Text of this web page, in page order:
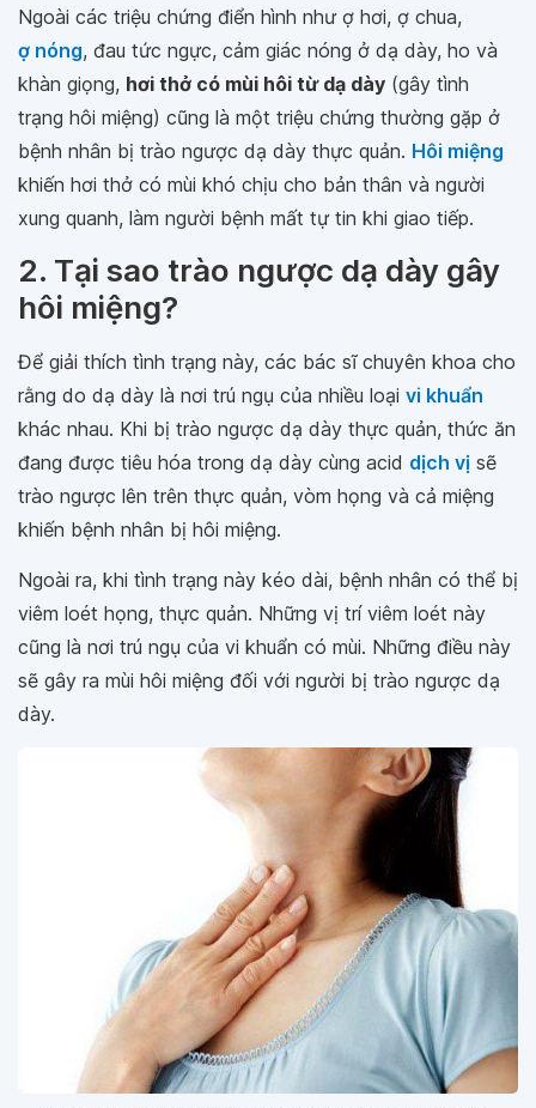
Ngoài các triệu chứng điển hình như ợ hơi, ợ chua,
ợ nóng, đau tức ngực, cảm giác nóng ở dạ dày, ho và
khàn giọng, hơi thở có mùi hôi từ dạ dày (gây tình
trạng hôi miệng) cũng là một triệu chứng thường gặp ở
bệnh nhân bị trào ngược dạ dày thực quản. Hôi miệng
khiến hơi thở có mùi khó chịu cho bản thân và người
xung quanh, làm người bệnh mất tự tin khi giao tiếp.
2. Tại sao trào ngược dạ dày gây
hôi miệng?
Để giải thích tình trạng này, các bác sĩ chuyên khoa cho
rằng do dạ dày là nơi trú ngụ của nhiều loại vi khuẩn
khác nhau. Khi bị trào ngược dạ dày thực quản, thức ăn
đang được tiêu hóa trong dạ dày cùng acid dịch vị sẽ
trào ngược lên trên thực quản, vòm họng và cả miệng
khiến bệnh nhân bị hôi miệng.
Ngoài ra, khi tình trạng này kéo dài, bệnh nhân có thể bị
viêm loét họng, thực quản. Những vị trí viêm loét này
cũng là nơi trú ngụ của vi khuẩn có mùi. Những điều này
sẽ gây ra mùi hôi miệng đối với người bị trào ngược dạ
dày.